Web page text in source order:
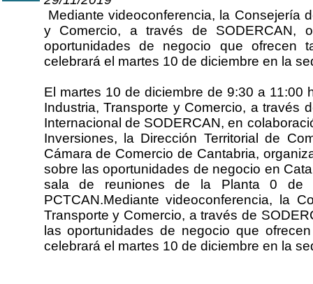
Mediante videoconferencia, la Consejería
y Comercio, a través de SODERCAN,
oportunidades de negocio que ofrecen
celebrará el martes 10 de diciembre en la
El martes 10 de diciembre de 9:30 a 11:00
Industria, Transporte y Comercio, a través
Internacional de SODERCAN, en
Inversiones, la Dirección Territorial de
Cámara de Comercio de Cantabria,
sobre las oportunidades de negocio en
sala de reuniones de la Planta 0 de
PCTCAN.Mediante videoconferencia, la
Transporte y Comercio, a través de
las oportunidades de negocio que
celebrará el martes 10 de diciembre en la